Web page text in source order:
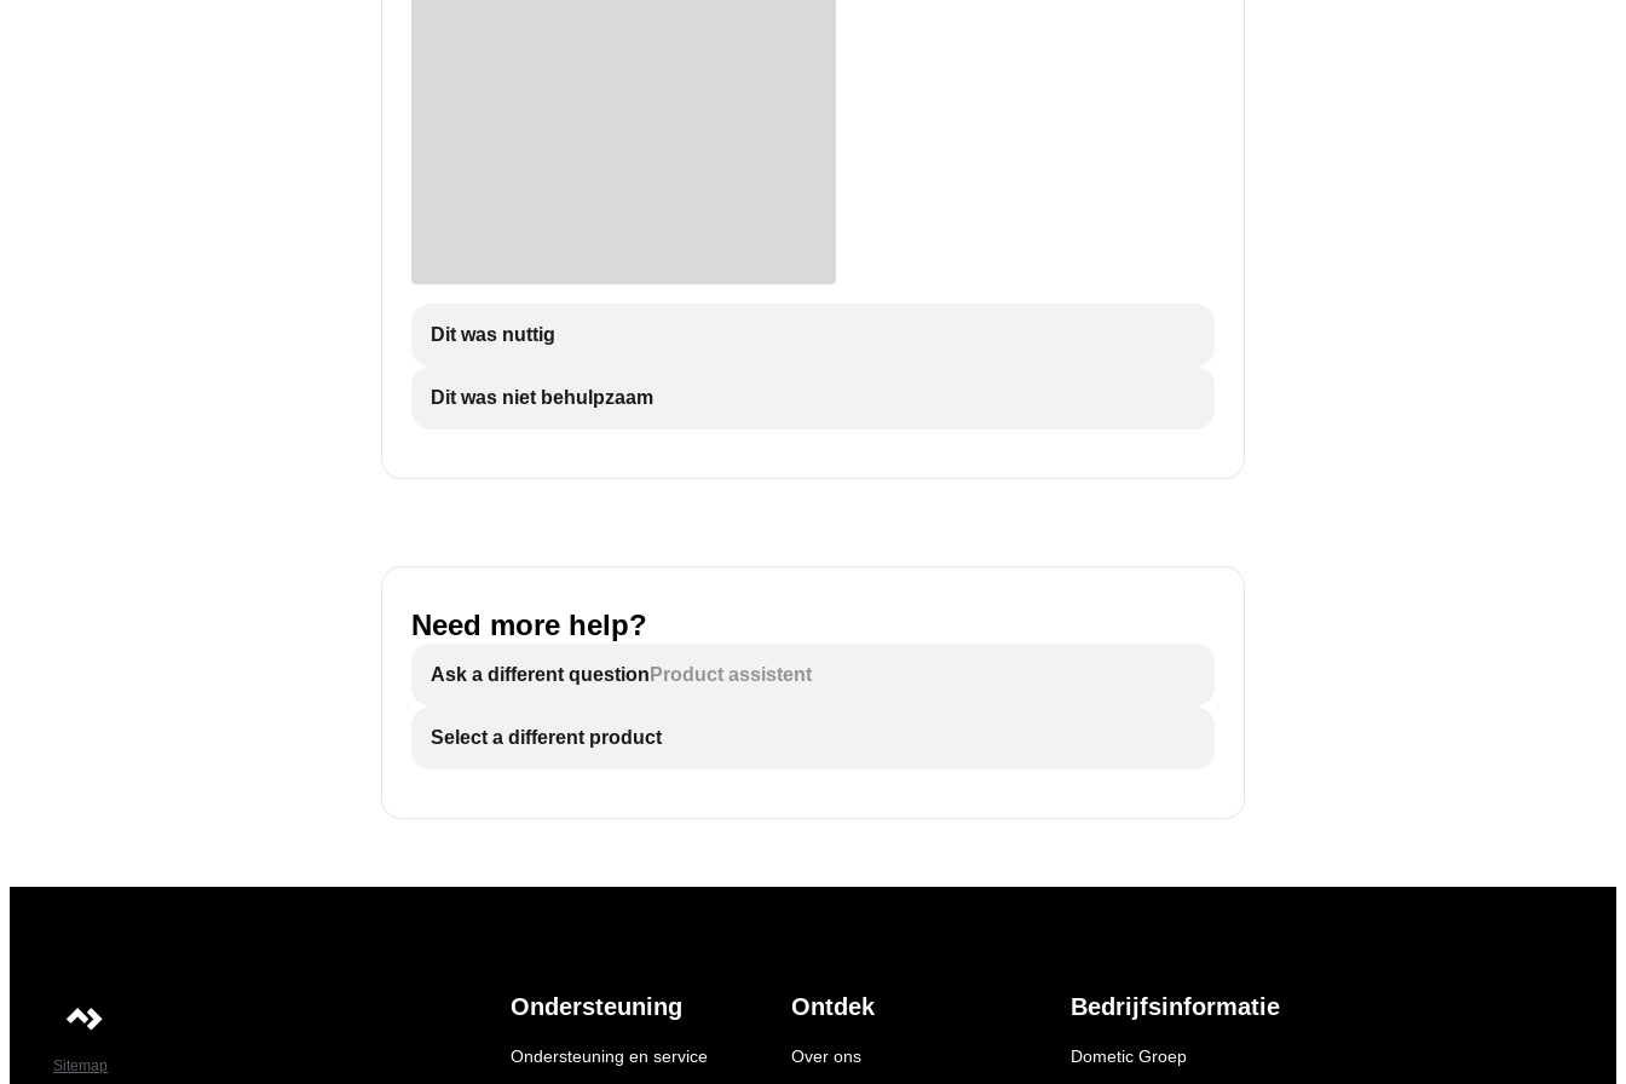
Dit was nuttig
Dit was niet behulpzaam
Need more help?
Ask a different question Product assistent
Select a different product
Sitemap
Ondersteuning
Ondersteuning en service
Ontdek
Over ons
Bedrijfsinformatie
Dometic Groep